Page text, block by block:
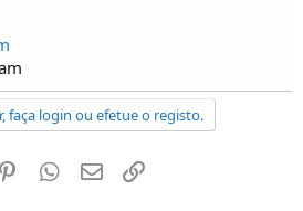
faça login ou efetue o registo.
PinterestWhatsapp
Email